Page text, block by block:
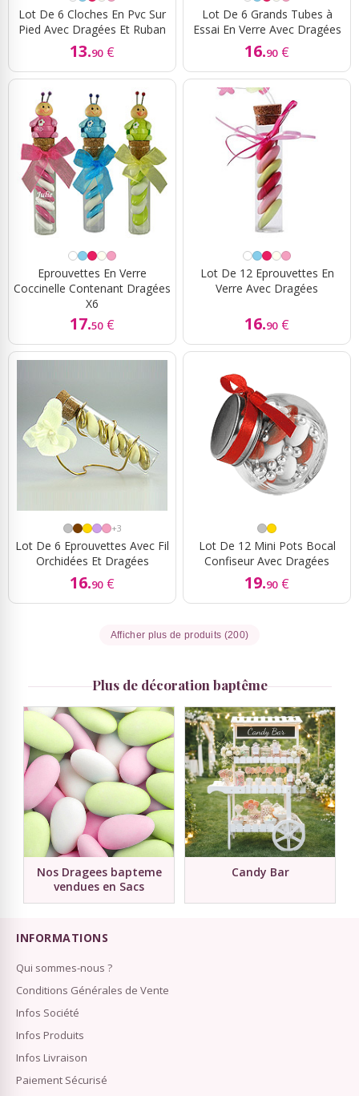
Lot De 6 Cloches En Pvc Sur
Pied Avec Dragées Et Ruban
13.90 €
Lot De 6 Grands Tubes à
Essai En Verre Avec Dragées
16.90 €
Eprouvettes En Verre
Coccinelle Contenant Dragées
X6
17.50 €
Lot De 12 Eprouvettes En
Verre Avec Dragées
16.90 €
+3
Lot De 6 Eprouvettes Avec Fil
Orchidées Et Dragées
16.90 €
Lot De 12 Mini Pots Bocal
Confiseur Avec Dragées
19.90 €
Afficher plus de produits (200)
Plus de décoration baptême
Nos Dragees bapteme
vendues en Sacs
Candy Bar
INFORMATIONS
Qui sommes-nous ?
Conditions Générales de Vente
Infos Société
Infos Produits
Infos Livraison
Paiement Sécurisé